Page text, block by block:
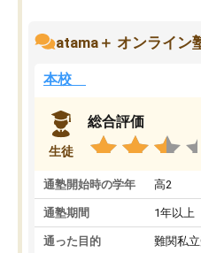
atama＋ オンライン
本校
生徒
総合評価
通塾開始時の学年 高2
通塾期間 1年以上
通った目的 難関私